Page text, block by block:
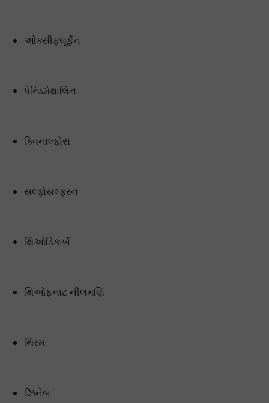
ઓક્સીફ્લૂર્ફેન
પેન્ડિમેથાલિન
ક્વિનાલ્ફોસ
સલ્ફોસલ્ફરન
થિઓડિકાર્બ
થિઓફનાટ નીલમણિ
થિરમ
ઝિનેબ